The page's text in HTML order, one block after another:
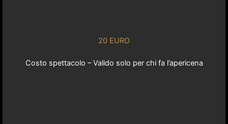
20 EURO
Costo spettacolo – Valido solo per chi fa l’apericena